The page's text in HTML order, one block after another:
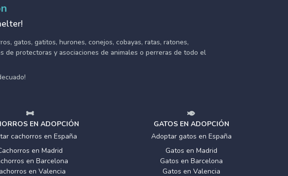
gatos, gatitos, hurones, conejos, cobayas, ratas, ratones,
de protectoras y asociaciones de animales o perreras de todo el
EN ADOPCIÓN
cachorros en España
en Madrid
en Barcelona
en Valencia
GATOS EN ADOPCIÓN
Adoptar gatos en España
Gatos en Madrid
Gatos en Barcelona
Gatos en Valencia